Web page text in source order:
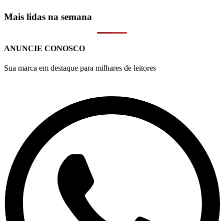
Mais lidas na semana
ANUNCIE CONOSCO
Sua marca em destaque para milhares de leitores